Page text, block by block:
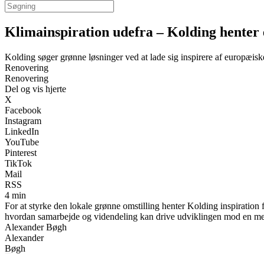
Klimainspiration udefra – Kolding
Kolding søger grønne løsninger ved at lade sig inspirere af
Renovering
Renovering
Del og vis hjerte
X
Facebook
Instagram
LinkedIn
YouTube
Pinterest
TikTok
Mail
RSS
4 min
For at styrke den lokale grønne omstilling henter Kolding
hvordan samarbejde og videndeling kan drive udviklingen mod en
Alexander Bøgh
Alexander
Bøgh